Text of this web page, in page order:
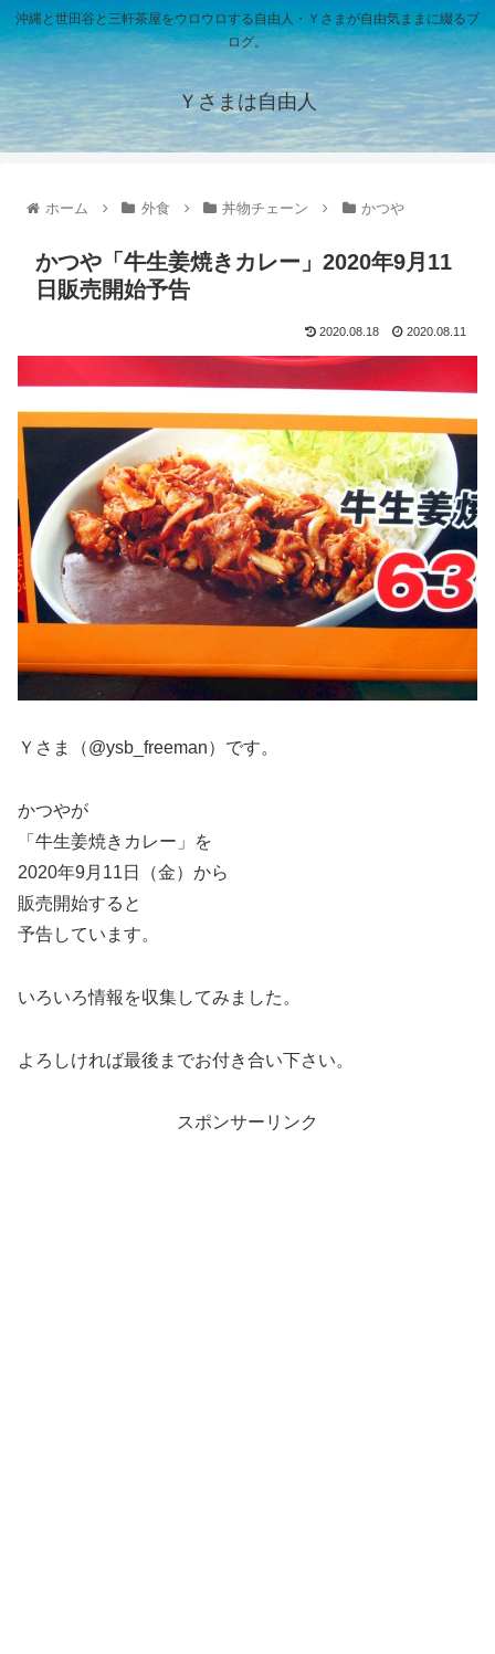
沖縄と世田谷と三軒茶屋をウロウロする自由人・Ｙさまが自由気ままに綴るブ
ログ。
Ｙさまは自由人
ホーム 外食 丼物チェーン かつや
かつや「牛生姜焼きカレー」2020年9月11
日販売開始予告
2020.08.18 2020.08.11
Ｙさま（@ysb_freeman）です。
かつやが
「牛生姜焼きカレー」を
2020年9月11日（金）から
販売開始すると
予告しています。
いろいろ情報を収集してみました。
よろしければ最後までお付き合い下さい。
スポンサーリンク